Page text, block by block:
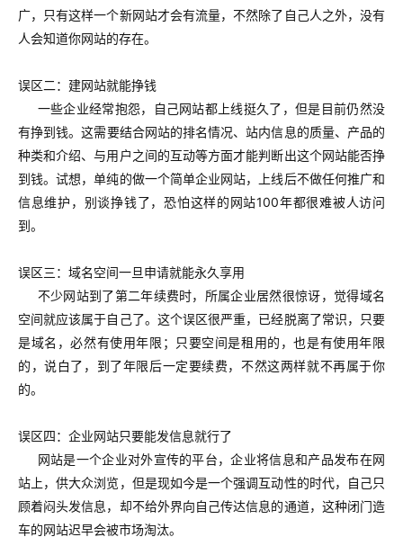
广，只有这样一个新网站才会有流量，不然除了自己人之外，没有
人会知道你网站的存在。
误区二：建网站就能挣钱
一些企业经常抱怨，自己网站都上线挺久了，但是目前仍然没
有挣到钱。这需要结合网站的排名情况、站内信息的质量、产品的
种类和介绍、与用户之间的互动等方面才能判断出这个网站能否挣
到钱。试想，单纯的做一个简单企业网站，上线后不做任何推广和
信息维护，别谈挣钱了，恐怕这样的网站100年都很难被人访问
到。
误区三：域名空间一旦申请就能永久享用
不少网站到了第二年续费时，所属企业居然很惊讶，觉得域名
空间就应该属于自己了。这个误区很严重，已经脱离了常识，只要
是域名，必然有使用年限；只要空间是租用的，也是有使用年限
的，说白了，到了年限后一定要续费，不然这两样就不再属于你
的。
误区四：企业网站只要能发信息就行了
网站是一个企业对外宣传的平台，企业将信息和产品发布在网
站上，供大众浏览，但是现如今是一个强调互动性的时代，自己只
顾着闷头发信息，却不给外界向自己传达信息的通道，这种闭门造
车的网站迟早会被市场淘汰。